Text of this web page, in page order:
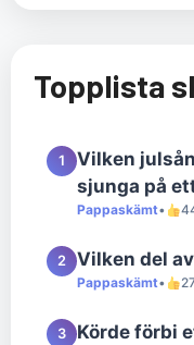
Topplista
1
Vilken
sjunga på
Pappaskämt•
2 Vilken del
Pappaskämt•
3 Körde förbi